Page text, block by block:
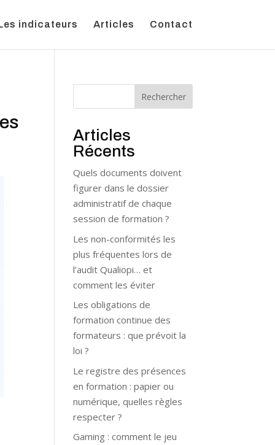
indicateurs Articles Contact
Rechercher
Articles
Récents
Quels documents doivent
figurer dans le dossier
administratif de chaque
session de formation ?
Les non-conformités les
plus fréquentes lors de
l’audit Qualiopi… et
comment les éviter
Les obligations de
formation continue des
formateurs : que prévoit la
loi ?
Le registre des présences
en formation : papier ou
numérique, quelles règles
respecter ?
Gaming : comment le jeu